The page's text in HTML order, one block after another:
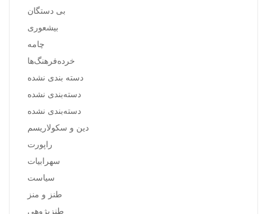
بی دستگان
بیشعوری
چامه
خرده‌فرهنگ‌ها
دسته بندی نشده
دسته‌بندی نشده
دسته‌بندی نشده
دین و سکولاریسم
راپورت
سهرابیات
سیاست
طنز و منز
طنزپژوهی